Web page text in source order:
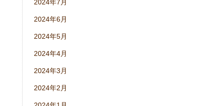
2024年7月
2024年6月
2024年5月
2024年4月
2024年3月
2024年2月